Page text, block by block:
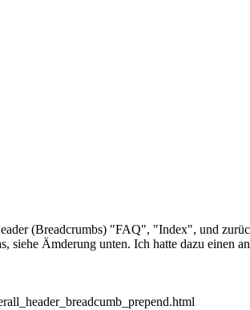
(Breadcrumbs) "FAQ", "Index", und
siehe Ämderung unten. Ich hatte dazu einen